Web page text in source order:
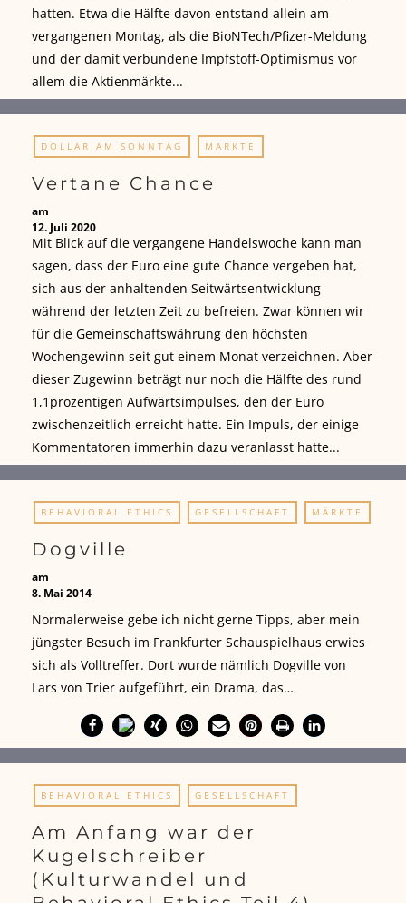
hatten. Etwa die Hälfte davon entstand allein am
vergangenen Montag, als die BioNTech/Pfizer-Meldung
und der damit verbundene Impfstoff-Optimismus vor
allem die Aktienmärkte...
DOLLAR AM SONNTAG MÄRKTE
Vertane Chance
am
12. Juli 2020
Mit Blick auf die vergangene Handelswoche kann man
sagen, dass der Euro eine gute Chance vergeben hat,
sich aus der anhaltenden Seitwärtsentwicklung
während der letzten Zeit zu befreien. Zwar können wir
für die Gemeinschaftswährung den höchsten
Wochengewinn seit gut einem Monat verzeichnen. Aber
dieser Zugewinn beträgt nur noch die Hälfte des rund
1,1prozentigen Aufwärtsimpulses, den der Euro
zwischenzeitlich erreicht hatte. Ein Impuls, der einige
Kommentatoren immerhin dazu veranlasst hatte...
BEHAVIORAL ETHICS GESELLSCHAFT MÄRKTE
Dogville
am
8. Mai 2014
Normalerweise gebe ich nicht gerne Tipps, aber mein
jüngster Besuch im Frankfurter Schauspielhaus erwies
sich als Volltreffer. Dort wurde nämlich Dogville von
Lars von Trier aufgeführt, ein Drama, das…
BEHAVIORAL ETHICS GESELLSCHAFT
Am Anfang war der
Kugelschreiber
(Kulturwandel und